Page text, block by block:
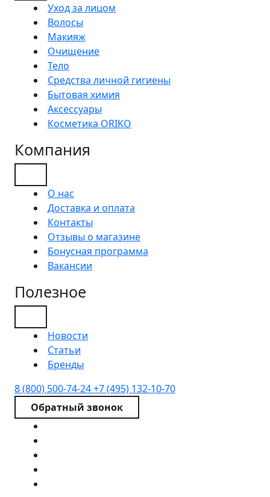
Уход за лицом
Волосы
Макияж
Очищение
Тело
Средства личной гигиены
Бытовая химия
Аксессуары
Косметика ORIKO
Компания
О нас
Доставка и оплата
Контакты
Отзывы о магазине
Бонусная программа
Вакансии
Полезное
Новости
Статьи
Бренды
8 (800) 500-74-24+7 (495) 132-10-70
Обратный звонок